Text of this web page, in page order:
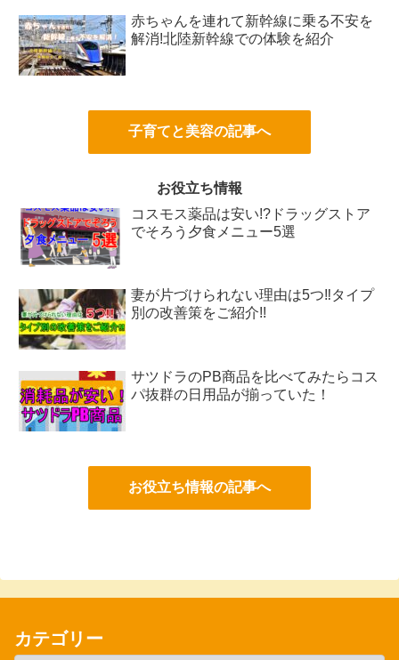
赤ちゃんを連れて新幹線に乗る不安を
解消!北陸新幹線での体験を紹介
子育てと美容の記事へ
お役立ち情報
コスモス薬品は安い!?ドラッグストア
でそろう夕食メニュー5選
妻が片づけられない理由は5つ‼タイプ
別の改善策をご紹介!!
サツドラのPB商品を比べてみたらコス
パ抜群の日用品が揃っていた！
お役立ち情報の記事へ
カテゴリー